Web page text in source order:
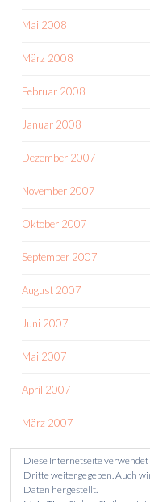
Mai 2008
März 2008
Februar 2008
Januar 2008
Dezember 2007
November 2007
Oktober 2007
September 2007
August 2007
Juni 2007
Mai 2007
April 2007
März 2007
Diese Internetseite
Dritte weitergegeben. Auch
Daten hergestellt.